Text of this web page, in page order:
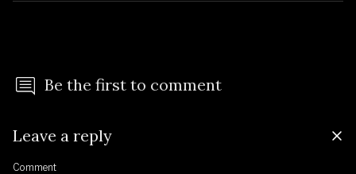
Be the first to comment
Leave a reply
Comment